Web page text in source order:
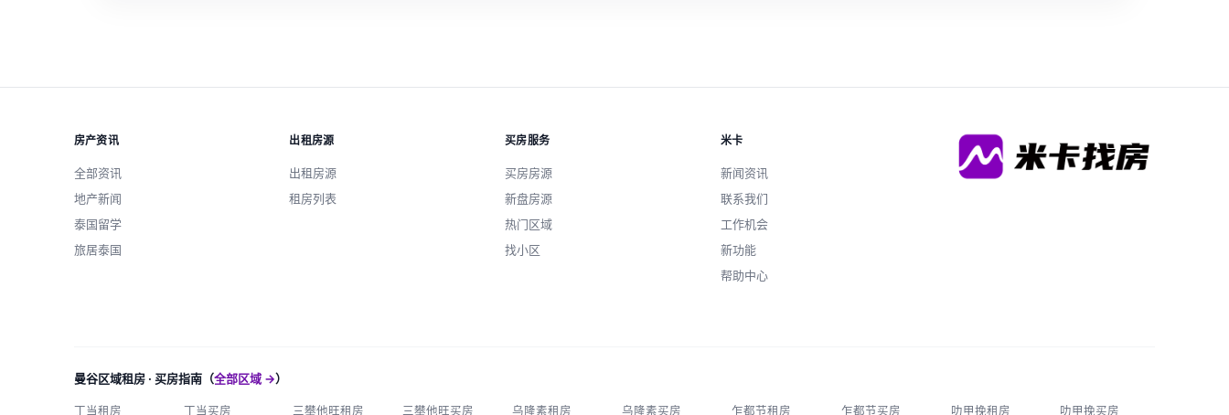
房产资讯
全部资讯
地产新闻
泰国留学
旅居泰国
出租房源
出租房源
租房列表
买房服务
买房房源
新盘房源
热门区域
找小区
米卡
新闻资讯
联系我们
工作机会
新功能
帮助中心
曼谷区域租房 · 买房指南（全部区域 →）
丁当租房 丁当买房 三攀他旺租房 三攀他旺买房 乌隆素租房 乌隆素买房 乍都节租房 乍都节买房 叻甲挽租房 叻甲挽买房